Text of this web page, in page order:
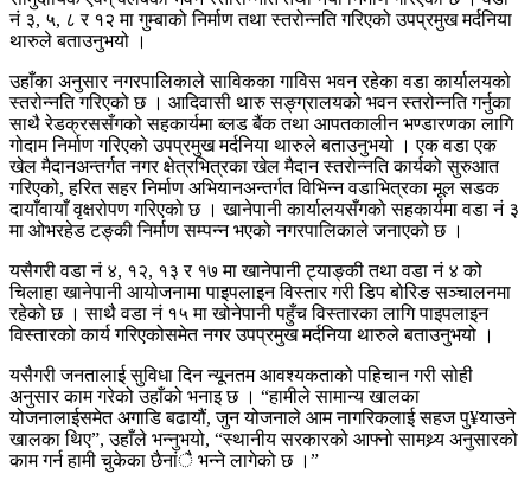
नं ३, ५, ८ र १२ मा गुम्बाको निर्माण तथा स्तरोन्नति गरिएको उपप्रमुख मर्दनिया
थारुले बताउनुभयो ।
उहाँका अनुसार नगरपालिकाले साविकका गाविस भवन रहेका वडा कार्यालयको
स्तरोन्नति गरिएको छ । आदिवासी थारु सङ्ग्रालयको भवन स्तरोन्नति गर्नुका
साथै रेडक्रससँगको सहकार्यमा ब्लड बैंक तथा आपतकालीन भण्डारणका लागि
गोदाम निर्माण गरिएको उपप्रमुख मर्दनिया थारुले बताउनुभयो । एक वडा एक
खेल मैदानअन्तर्गत नगर क्षेत्रभित्रका खेल मैदान स्तरोन्नति कार्यको सुरुआत
गरिएको, हरित सहर निर्माण अभियानअन्तर्गत विभिन्न वडाभित्रका मूल सडक
दायाँवायाँ वृक्षरोपण गरिएको छ । खानेपानी कार्यालयसँगको सहकार्यमा वडा नं ३
मा ओभरहेड टङ्की निर्माण सम्पन्न भएको नगरपालिकाले जनाएको छ ।
यसैगरी वडा नं ४, १२, १३ र १७ मा खानेपानी ट्याङ्की तथा वडा नं ४ को
चिलाहा खानेपानी आयोजनामा पाइपलाइन विस्तार गरी डिप बोरिङ सञ्चालनमा
रहेको छ । साथै वडा नं १५ मा खोनेपानी पहुँच विस्तारका लागि पाइपलाइन
विस्तारको कार्य गरिएकोसमेत नगर उपप्रमुख मर्दनिया थारुले बताउनुभयो ।
यसैगरी जनतालाई सुविधा दिन न्यूनतम आवश्यकताको पहिचान गरी सोही
अनुसार काम गरेको उहाँको भनाइ छ । “हामीले सामान्य खालका
योजनालाईसमेत अगाडि बढायौं, जुन योजनाले आम नागरिकलाई सहज पु¥याउने
खालका थिए”, उहाँले भन्नुभयो, “स्थानीय सरकारको आफ्नो सामथ्र्य अनुसारको
काम गर्न हामी चुकेका छैनांै भन्ने लागेको छ ।”